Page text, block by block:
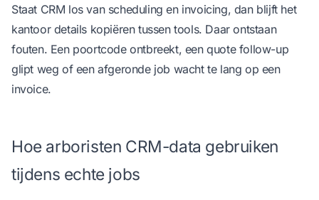
Staat CRM los van scheduling en invoicing, dan blijft het
kantoor details kopiëren tussen tools. Daar ontstaan
fouten. Een poortcode ontbreekt, een quote follow-up
glipt weg of een afgeronde job wacht te lang op een
invoice.
Hoe arboristen CRM-data gebruiken
tijdens echte jobs